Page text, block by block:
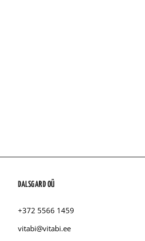
DALSGARD OÜ
+372 5566 1459
vitabi@vitabi.ee